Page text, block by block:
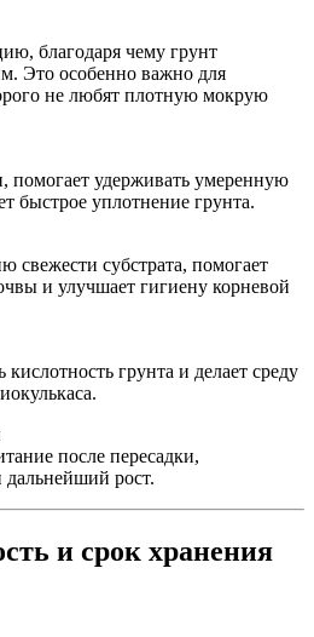
благодаря чему грунт
Это особенно важно для
не любят плотную мокрую
помогает удерживать умеренную
быстрое уплотнение грунта.
свежести субстрата, помогает
и улучшает гигиену корневой
грунта и делает среду
после пересадки,
рост.
и срок хранения